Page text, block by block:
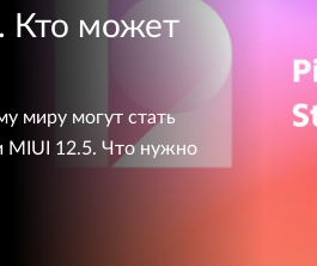
Кто может
миру могут стать
MIUI 12.5. Что нужно